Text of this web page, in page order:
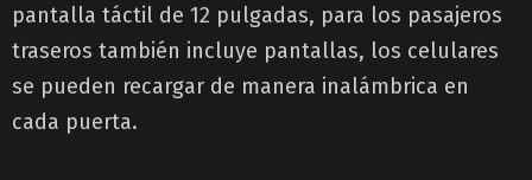
pantalla táctil de 12 pulgadas, para los pasajeros
traseros también incluye pantallas, los celulares
se pueden recargar de manera inalámbrica en
cada puerta.